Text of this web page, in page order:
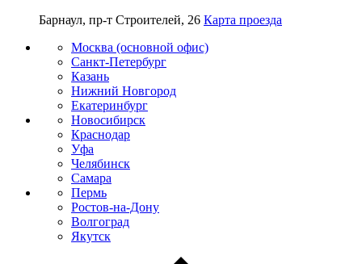
Барнаул, пр-т Строителей, 26 Карта проезда
Москва (основной офис)
Санкт-Петербург
Казань
Нижний Новгород
Екатеринбург
Новосибирск
Краснодар
Уфа
Челябинск
Самара
Пермь
Ростов-на-Дону
Волгоград
Якутск